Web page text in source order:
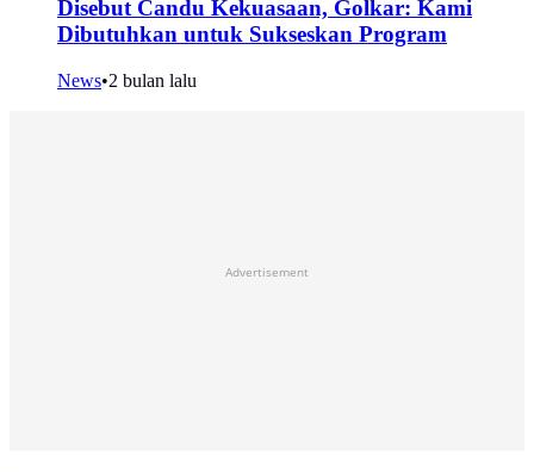
Disebut Candu Kekuasaan, Golkar: Kami
Dibutuhkan untuk Sukseskan Program
News•2 bulan lalu
Advertisement